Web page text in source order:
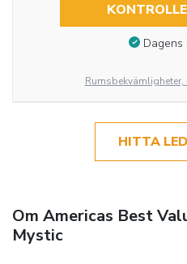
Dagens
HITTA
Om Americas Best
Mystic